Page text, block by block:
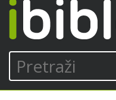
Pretraži